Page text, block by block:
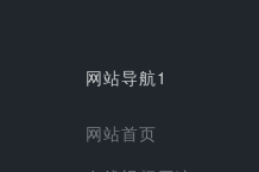
网站导航1
网站首页